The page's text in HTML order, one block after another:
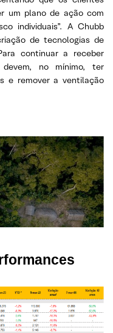
um plano de ação com
individuais”. A Chubb
de tecnologias de
continuar a receber
no mínimo, ter
e remover a ventilação